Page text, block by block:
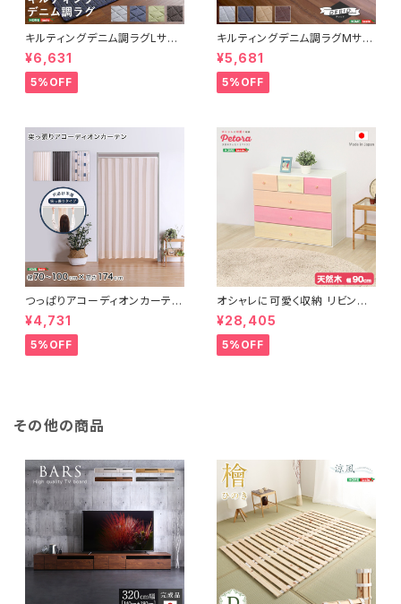
キルティングデニム調ラグLサイ
ズ(190x240cm)オールシーズ
ン、滑り止め付き、手洗い対応【D
erid-デリッド-】 DRG-L
¥6,631
5%OFF
キルティングデニム調ラグMサイ
ズ(185x185cm)オールシーズ
ン、滑り止め付き、手洗い対応【D
erid-デリッド-】 DRG-M
¥5,681
5%OFF
つっぱりアコーディオンカーテ
ン 100×174cm SH-16-TA
DC
¥4,731
5%OFF
オシャレに可愛く収納 リビング
用ローチェスト 4段 幅90cm
天然木（桐）日本製｜petora-
ペトラ- SH-08-PTR90
¥28,405
5%OFF
その他の商品